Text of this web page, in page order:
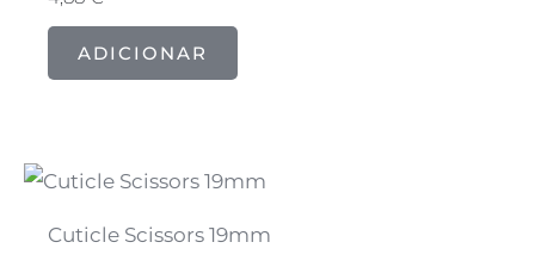
ADICIONAR
Cuticle Scissors 19mm